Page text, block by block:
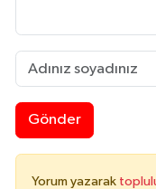
Gönder
Yorum yazarak